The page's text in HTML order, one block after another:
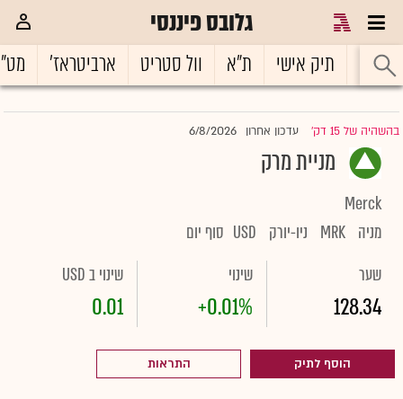
גלובס פיננסי
ראשי תיק אישי ת"א וול סטריט ארביטראז'
בהשהיה של 15 דק' |עדכון אחרון 6/8/2026
מניית מרק
Merck
מניה MRK ניו-יורק USD סוף יום
שער
128.34
שינוי
+0.01%
שינוי ב USD
0.01
הוסף לתיק התראות